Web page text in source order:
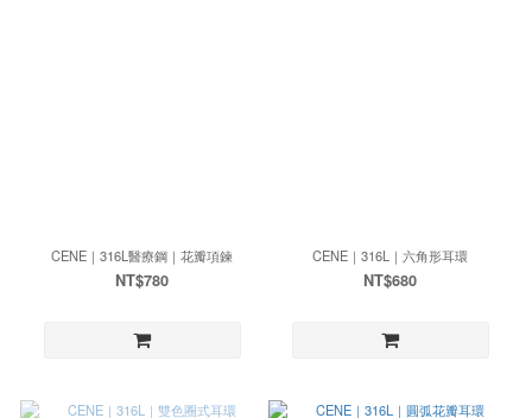
CENE｜316L醫療鋼｜花瓣項鍊
NT$780
CENE｜316L｜六角形耳環
NT$680